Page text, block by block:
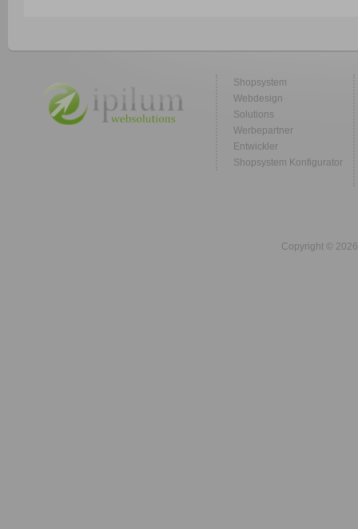
Shopsystem
Webdesign
Solutions
Werbepartner
Entwickler
Shopsystem Konfigurator
Copyright ©